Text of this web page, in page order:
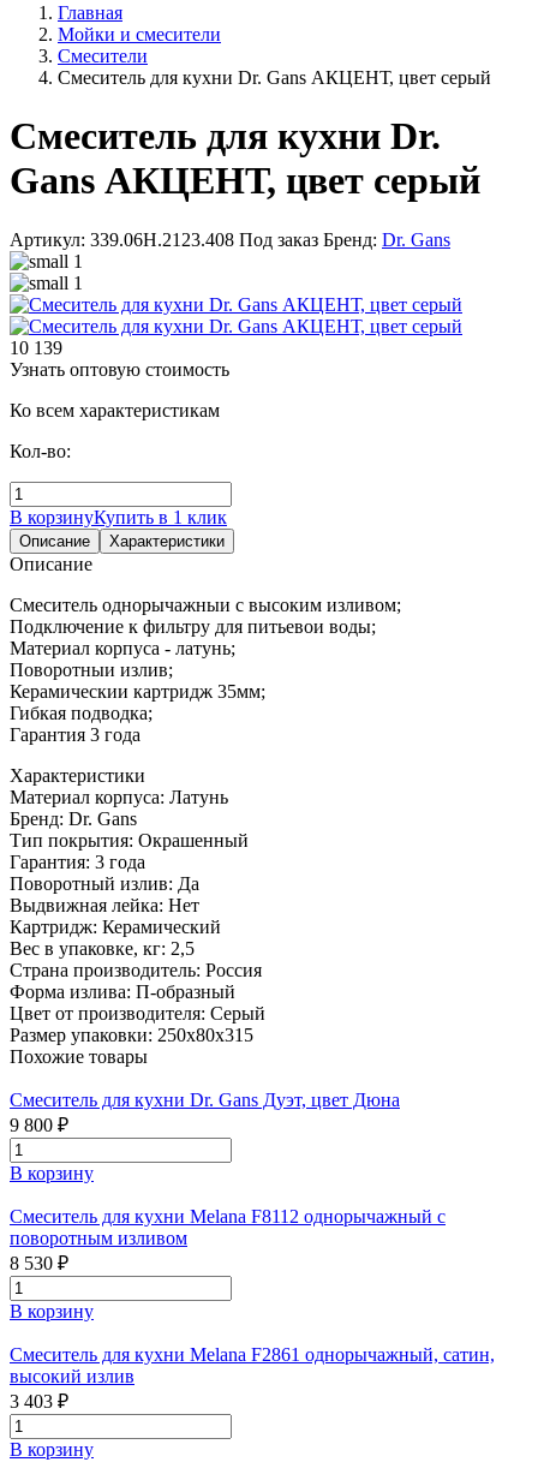
Главная
Мойки и смесители
Смесители
Смеситель для кухни Dr. Gans АКЦЕНТ, цвет серый
Смеситель для кухни Dr.
Gans АКЦЕНТ, цвет серый
Артикул: 339.06H.2123.408 Под заказ Бренд: Dr. Gans
10 139
Узнать оптовую стоимость
Ко всем характеристикам
Кол-во:
В корзинуКупить в 1 клик
Описание Характеристики
Описание
Смеситель однорычажныи с высоким изливом;
Подключение к фильтру для питьевои воды;
Материал корпуса - латунь;
Поворотныи излив;
Керамическии картридж 35мм;
Гибкая подводка;
Гарантия 3 года
Характеристики
Материал корпуса: Латунь
Бренд: Dr. Gans
Тип покрытия: Окрашенный
Гарантия: 3 года
Поворотный излив: Да
Выдвижная лейка: Нет
Картридж: Керамический
Вес в упаковке, кг: 2,5
Страна производитель: Россия
Форма излива: П-образный
Цвет от производителя: Серый
Размер упаковки: 250х80х315
Похожие товары
Смеситель для кухни Dr. Gans Дуэт, цвет Дюна
9 800 ₽
В корзину
Смеситель для кухни Melana F8112 однорычажный с
поворотным изливом
8 530 ₽
В корзину
Смеситель для кухни Melana F2861 однорычажный, сатин,
высокий излив
3 403 ₽
В корзину